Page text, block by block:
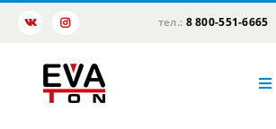
тел.: 8 800-551-6665